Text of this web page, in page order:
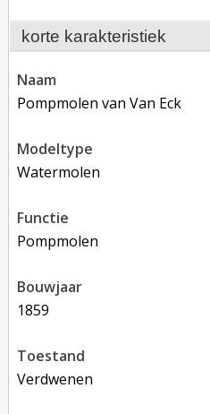
korte karakteristiek
naam
Pompmolen van Van Eck
modeltype
Watermolen
functie
pompmolen
bouwjaar
1859
toestand
verdwenen